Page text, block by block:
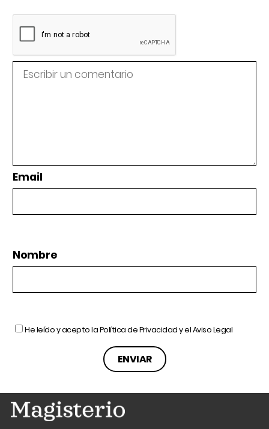
Email
Nombre
He leído y acepto laPolítica de Privacidady elAviso Legal